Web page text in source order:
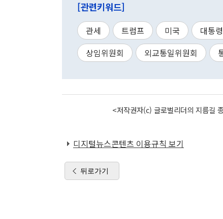
[관련키워드]
관세 트럼프 미국 대통령
상임위원회
외교통일위원회
<저작권자(c) 글로벌리더의 지름길
디지털뉴스콘텐츠 이용규칙 보기
뒤로가기